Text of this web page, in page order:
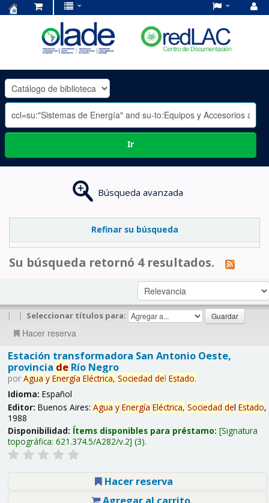
OLADE
-
Ir
Búsqueda avanzada
Refinar su búsqueda
Su búsqueda retornó 4 resultados.
| | Seleccionar títulos para:
Hacer reserva
Estación transformadora San Antonio Oeste,
provincia deRío Negro
por Agua y Energía Eléctrica, Sociedad del Estado.
Idioma: Español
Editor: Buenos Aires: Agua y Energía Eléctrica, Sociedad del Estado,
1988
Disponibilidad: Ítems disponibles para préstamo: Signatura
topográfica: 621.374.5/A282/v.2 (3).
Hacer reserva
Agregar al carrito